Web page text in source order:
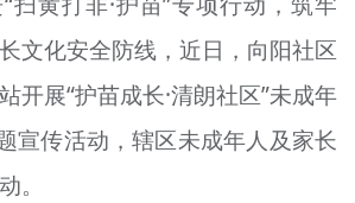
建设
+
文化安全防线，近日，向阳社区
开展“护苗成长·清朗社区”未成年
宣传活动，辖区未成年人及家长
。